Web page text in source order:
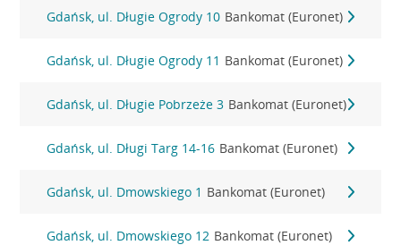
Gdańsk, ul. Długie Ogrody 10 Bankomat (Euronet)
Gdańsk, ul. Długie Ogrody 11 Bankomat (Euronet)
Gdańsk, ul. Długie Pobrzeże 3 Bankomat (Euronet)
Gdańsk, ul. Długi Targ 14-16 Bankomat (Euronet)
Gdańsk, ul. Dmowskiego 1 Bankomat (Euronet)
Gdańsk, ul. Dmowskiego 12 Bankomat (Euronet)